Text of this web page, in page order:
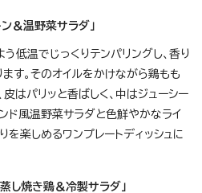
＆温野菜サラダ」
低温でじっくりテンパリングし、香り
す。そのオイルをかけながら鶏もも
はパリッと香ばしく、中はジューシー
ド風温野菜サラダと色鮮やかなライ
を楽しめるワンプレートディッシュに
し焼き鶏＆冷製サラダ」